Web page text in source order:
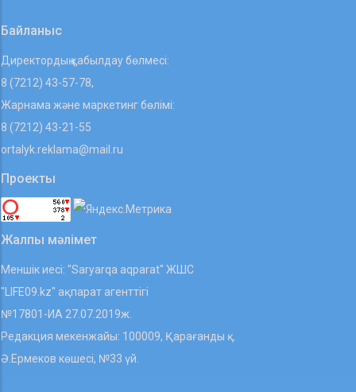
Байланыс
Директордың қабылдау бөлмесі:
8 (7212) 43-57-78,
Жарнама және маркетинг бөлімі:
8 (7212) 43-21-55
ortalyk.reklama@mail.ru
Проекты
Жалпы мәлімет
Меншік иесі: "Saryarqa aqparat" ЖШС
"LIFE09.kz" ақпарат агенттігі
№17801-ИА 27.07.2019ж.
Редакция мекенжайы: 100009, Қарағанды қ.
Ә.Ермеков көшесі, №33 үй.